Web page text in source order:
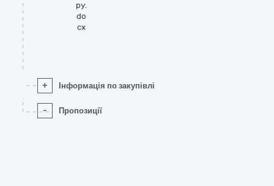
ру.
do
cx
+ Інформація по закупівлі
- Пропозиції